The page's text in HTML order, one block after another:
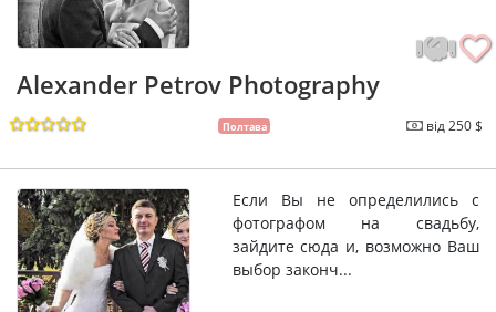
Alexander Petrov Photography
Полтава від 250 $
Если Вы не определились с
фотографом на свадьбу,
зайдите сюда и, возможно Ваш
выбор законч...